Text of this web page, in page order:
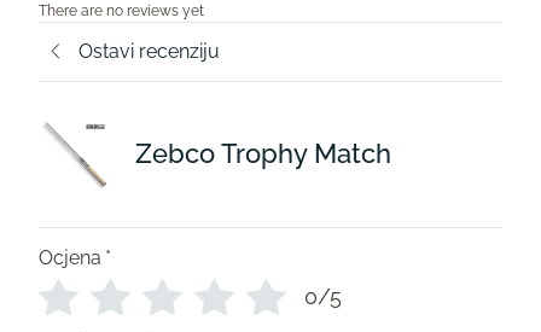
There are no reviews yet
Ostavi recenziju
Zebco Trophy Match
Ocjena *
0/5